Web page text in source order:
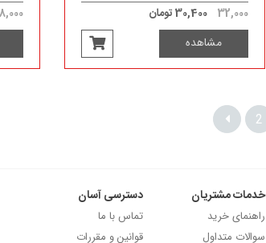
32,000 30,400 تومان
مشاهده
2
خدمات مشتریان
راهنمای خرید
سوالات متداول
دسترسی آسان
تماس با ما
قوانین و مقررات